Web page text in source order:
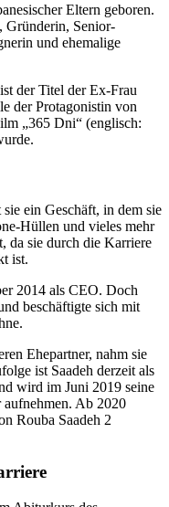
Eltern geboren.
Gründerin, Senior-
und ehemalige
der Titel der Ex-Frau
der Protagonistin von
„365 Dni“ (englisch:
ein Geschäft, in dem sie
Hüllen und vieles mehr
da sie durch die Karriere
ist.
2014 als CEO. Doch
beschäftigte sich mit
Ehepartner, nahm sie
ist Saadeh derzeit als
wird im Juni 2019 seine
Ab 2020
Rouba Saadeh 2